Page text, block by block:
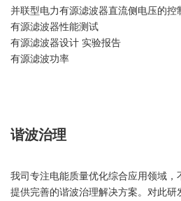
并联型电力有源滤波器直流侧电压的控
有源滤波器性能测试
有源滤波器设计 实验报告
有源滤波功率
谐波治理
我司专注电能质量优化综合应用领域
提供完善的谐波治理解决方案。对此